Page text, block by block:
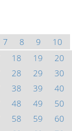
7 8 9
10
18 19
20
28 29
30
38 39
40
48 49
50
58 59
60